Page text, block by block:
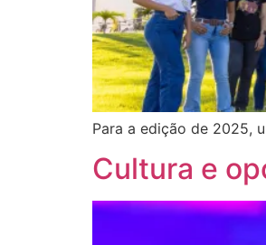
Para a edição de 2025,
Cultura e